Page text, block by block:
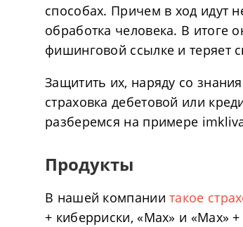
способах. Причем в ход идут
обработка человека. В итоге
фишинговой ссылке и теряет
Защитить их, наряду со
страховка дебетовой или
разберемся на примере
Продукты
В нашей компаниитакое
+ киберриски, «Max» и «Max»